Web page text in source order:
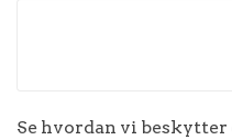
Se hvordan vi beskytter